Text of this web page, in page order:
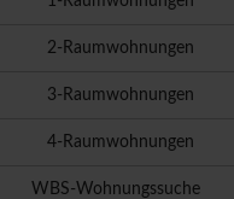
2-Raumwohnungen
3-Raumwohnungen
4-Raumwohnungen
WBS-Wohnungssuche